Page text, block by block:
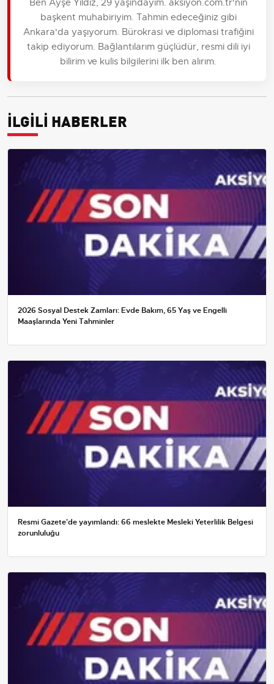
başkent muhabiriyim. Tahmin edeceğiniz gibi
Ankara'da yaşıyorum. Bürokrasi ve diplomasi trafiğini
takip ediyorum. Bağlantılarım güçlüdür, resmi dili iyi
bilirim ve kulis bilgilerini ilk ben alırım.
İLGİLİ HABERLER
2026 Sosyal Destek Zamları: Evde Bakım, 65 Yaş ve Engelli
Maaşlarında Yeni Tahminler
Resmi Gazete'de yayımlandı: 66 meslekte Mesleki Yeterlilik Belgesi
zorunluluğu